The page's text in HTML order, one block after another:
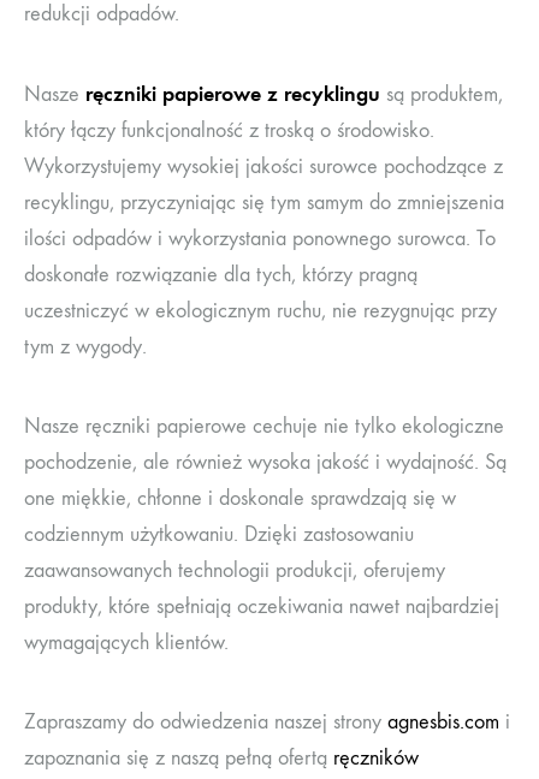
redukcji odpadów.
Nasze ręczniki papierowe z recyklingu są produktem,
który łączy funkcjonalność z troską o środowisko.
Wykorzystujemy wysokiej jakości surowce pochodzące z
recyklingu, przyczyniając się tym samym do zmniejszenia
ilości odpadów i wykorzystania ponownego surowca. To
doskonałe rozwiązanie dla tych, którzy pragną
uczestniczyć w ekologicznym ruchu, nie rezygnując przy
tym z wygody.
Nasze ręczniki papierowe cechuje nie tylko ekologiczne
pochodzenie, ale również wysoka jakość i wydajność. Są
one miękkie, chłonne i doskonale sprawdzają się w
codziennym użytkowaniu. Dzięki zastosowaniu
zaawansowanych technologii produkcji, oferujemy
produkty, które spełniają oczekiwania nawet najbardziej
wymagających klientów.
Zapraszamy do odwiedzenia naszej strony agnesbis.com i
zapoznania się z naszą pełną ofertą ręczników